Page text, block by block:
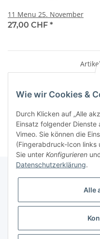
11 Menu 25. November
27,00 CHF *
Kategorien
Gesetzliche Informationen
Wie wir Cookies &
Durch Klicken auf „Alle
Einsatz folgender Dienste
Vimeo. Sie können die
(Fingerabdruck-Icon links
Sie unter Konfigurieren
Datenschutzerklärung.
Alle